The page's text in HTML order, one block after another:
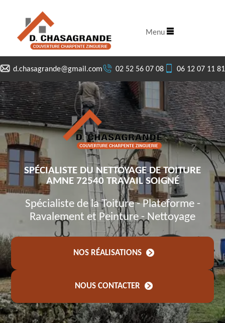
d.chasagrande@gmail.com 02 52 56 07 08 06 12 07 11 81
Menu
SPÉCIALISTE DU NETTOYAGE DE TOITURE
AMNE 72540 TRAVAIL SOIGNÉ
Spécialiste de la Toiture - Plateforme -
Ravalement et Peinture - Nettoyage
NOS RÉALISATIONS
NOUS CONTACTER